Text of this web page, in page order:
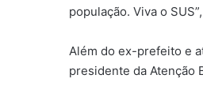
população. Viva o
Além do ex-prefeito e
presidente da Atenção